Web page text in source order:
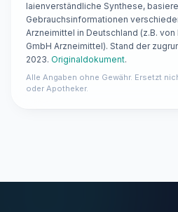
laienverständliche Synthese,
Gebrauchsinformationen
Arzneimittel in Deutschland (z.B.
GmbH Arzneimittel). Stand der
2023. Originaldokument.
Alle Angaben ohne Gewähr. Ersetzt
oder Apotheker.